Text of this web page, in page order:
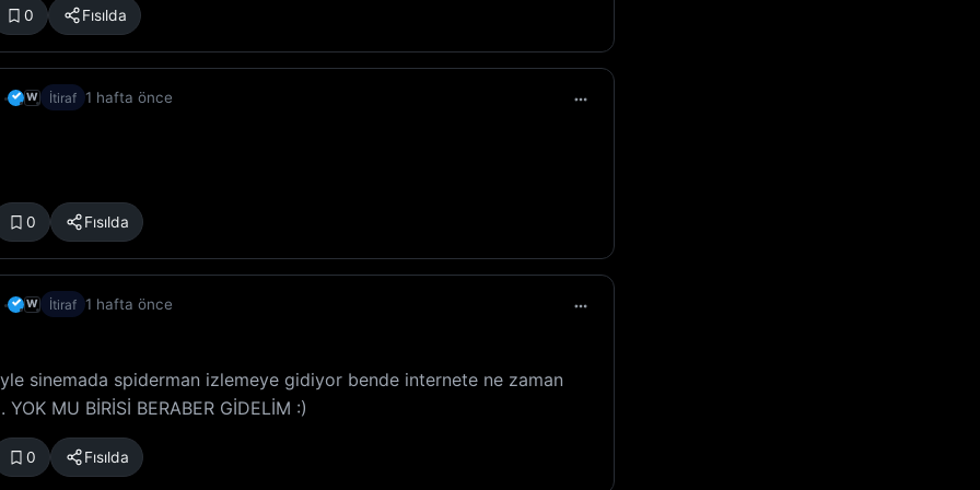
0 Fısılda
✓ W İtiraf 1 hafta önce
0 Fısılda
✓ W İtiraf 1 hafta önce
sinemada spiderman izlemeye gidiyor bende internete ne zaman
MU BİRİSİ BERABER GİDELİM :)
0 Fısılda